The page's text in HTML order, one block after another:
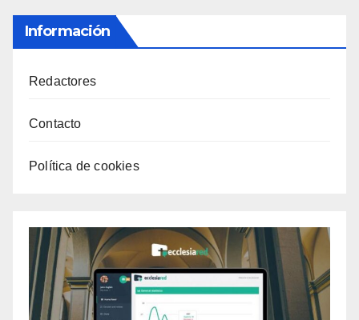
Información
Redactores
Contacto
Política de cookies